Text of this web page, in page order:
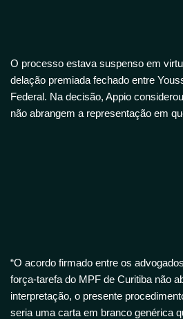
O processo estava suspenso em
delação premiada fechado entre
Federal. Na decisão, Appio
não abrangem a representação em
“O acordo firmado entre os
força-tarefa do MPF de Curitiba não
interpretação, o presente
seria uma carta em branco genérica